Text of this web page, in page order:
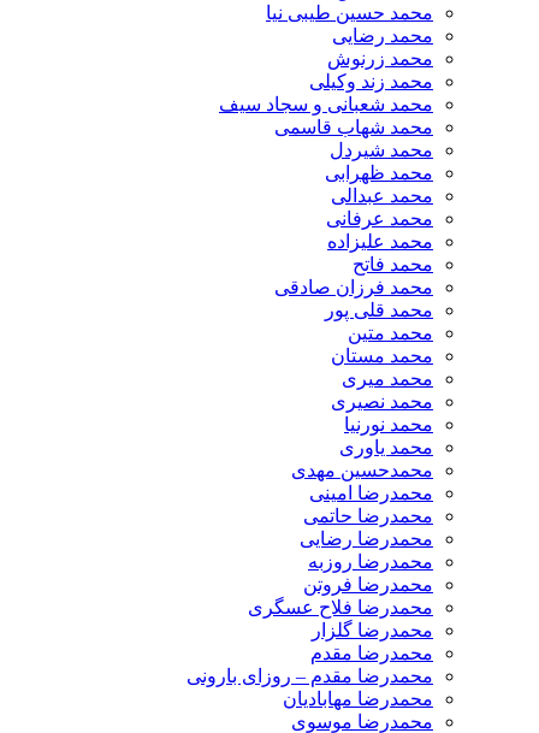
محمد حسین طیبی نیا
محمد رضایی
محمد زرنوش
محمد زند وکیلی
محمد شعبانی و سجاد سیف
محمد شهاب قاسمی
​محمد شیردل
محمد ظهرابی
محمد عبدالی
محمد عرفانی
محمد علیزاده
محمد فاتح
محمد فرزان صادقی
محمد قلی پور
محمد متین
محمد مستان
محمد میری
محمد نصیری
محمد نورنیا
محمد یاوری
محمدحسین مهدی
محمدرضا امینی
محمدرضا حاتمی
محمدرضا رضایی
محمدرضا روزبه
محمدرضا فروتن
محمدرضا فلاح عسگری
محمدرضا گلزار
محمدرضا مقدم
محمدرضا مقدم – روزای بارونی
محمدرضا مهابادیان
محمدرضا موسوی